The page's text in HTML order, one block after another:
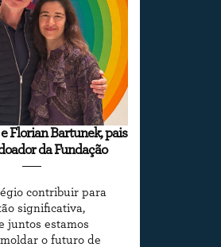
Florian Bartunek, pais
da Fundação
contribuir para
significativa,
juntos estamos
o futuro de